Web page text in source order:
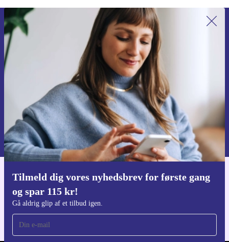
Tilmeld dig vores nyhedsbrev for første gang
og spar 115 kr!
Gå aldrig glip af et tilbud igen.
Tilmeld dig vores nyhedsbrev for
første gang og spar 115 kr!
Gå aldrig glip af et tilbud igen.
Anmod om kupon
Du kan finde information omkring vores brug af personlig data i vores
Privatlivspolitik.
Download refurbed appen